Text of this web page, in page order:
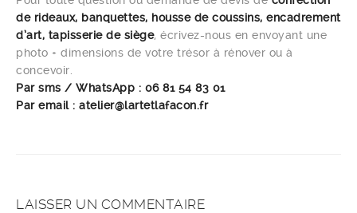
de rideaux, banquettes, housse de coussins, encadrement
d’art, tapisserie de siège, écrivez-nous en envoyant une
photo + dimensions de votre trésor à rénover ou à
concevoir.
Par sms / WhatsApp : 06 81 54 83 01
Par email : atelier@lartetlafacon.fr
LAISSER UN COMMENTAIRE